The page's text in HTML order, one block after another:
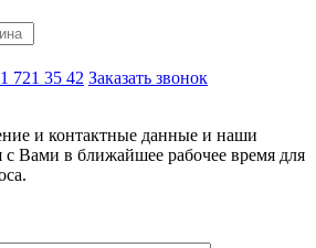
721 35 42 Заказать звонок
и контактные данные и наши
с Вами в ближайшее рабочее время для